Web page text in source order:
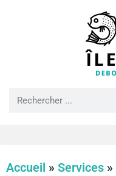
Accueil » Services »